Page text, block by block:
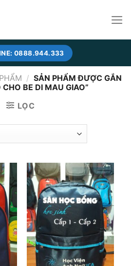
0888.944.333
/ SẢN PHẨM ĐƯỢC GẮN
CHO BE DI MAU GIAO”
LỌC